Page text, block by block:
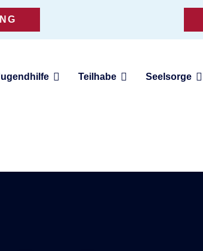
Teilhabe Seelsorge